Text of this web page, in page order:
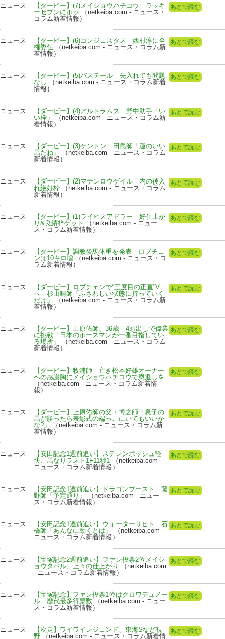
ニュース
【ダービー】(7)メイショウハチコウ ラッキ
ーセブンにホッ
（netkeiba.com - ニュース・
コラム新着情報）
あとで読む
ニュース
【ダービー】(6)コンジェスタス 西村淳に全
権委任 （netkeiba.com - ニュース・コラム新
着情報）
あとで読む
ニュース
【ダービー】(5)バステール 先入れでも問題
なし
（netkeiba.com - ニュース・コラム新着
情報）
あとで読む
ニュース
【ダービー】(4)アルトラムス 野中助手「い
い枠」
（netkeiba.com - ニュース・コラム新
着情報）
あとで読む
ニュース
【ダービー】(3)ケントン 田島師「運のいい
馬だね」
（netkeiba.com - ニュース・コラム
新着情報）
あとで読む
ニュース
【ダービー】(2)マテンロウゲイル 内の後入
れ絶好枠 （netkeiba.com - ニュース・コラム
新着情報）
あとで読む
ニュース
【ダービー】(1)ライヒスアドラー 好仕上が
り&良績枠ゲット
（netkeiba.com - ニュー
ス・コラム新着情報）
あとで読む
ニュース
【ダービー】調教後馬体重を発表 ロブチェ
ンは10キロ増 （netkeiba.com - ニュース・コ
ラム新着情報）
あとで読む
ニュース
【ダービー】ロブチェンで“三度目の正直”V
へ 杉山晴師「ふさわしい状態に持っていく
だけ」
（netkeiba.com - ニュース・コラム新
着情報）
あとで読む
ニュース
【ダービー】上原佑師、36歳 4頭出しで偉業
に挑戦「日本のホースマンが一番目指してい
る場所」
（netkeiba.com - ニュース・コラム
新着情報）
あとで読む
ニュース
【ダービー】牧浦師 亡き松本好雄オーナー
への感謝胸にメイショウハチコウで恩返しを
（netkeiba.com - ニュース・コラム新着情
報）
あとで読む
ニュース
【ダービー】上原佑師の父・博之師「息子の
馬が勝ったら表彰式の端っこにいてもいいか
な?」
（netkeiba.com - ニュース・コラム新
着情報）
あとで読む
ニュース
【安田記念1週前追い】ステレンボッシュ軽
快、馬なりラスト1F11秒1
（netkeiba.com -
ニュース・コラム新着情報）
あとで読む
ニュース
【安田記念1週前追い】ドラゴンブースト 藤
野師「予定通り」
（netkeiba.com - ニュー
ス・コラム新着情報）
あとで読む
ニュース
【安田記念1週前追い】ウォーターリヒト 石
橋師「あんなに動くとは」
（netkeiba.com -
ニュース・コラム新着情報）
あとで読む
ニュース
【宝塚記念2週前追い】ファン投票2位メイシ
ョウタバル、上々の仕上がり
（netkeiba.com
- ニュース・コラム新着情報）
あとで読む
ニュース
【宝塚記念】ファン投票1位はクロワデュノー
ル 歴代最多得票数 （netkeiba.com - ニュー
ス・コラム新着情報）
あとで読む
ニュース
【次走】ワイワイレジェンド、東海Sなど視
野 （netkeiba.com - ニュース・コラム新着情
あとで読む